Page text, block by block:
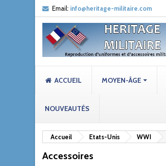
Email: info@heritage-militaire.com
ACCUEIL MOYEN-ÂGE
NOUVEAUTÉS
Accueil Etats-Unis WWI
Accessoires